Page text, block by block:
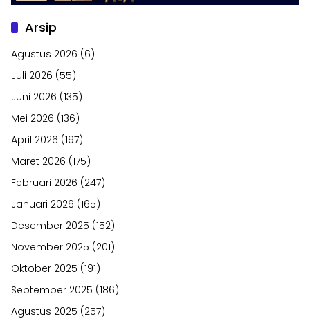
Arsip
Agustus 2026 (6)
Juli 2026 (55)
Juni 2026 (135)
Mei 2026 (136)
April 2026 (197)
Maret 2026 (175)
Februari 2026 (247)
Januari 2026 (165)
Desember 2025 (152)
November 2025 (201)
Oktober 2025 (191)
September 2025 (186)
Agustus 2025 (257)